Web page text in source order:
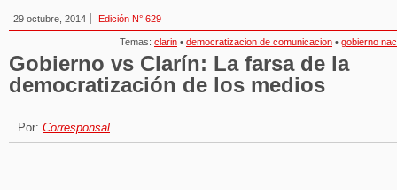
29 octubre, 2014 Edición N° 629
Temas: clarin • democratizacion de comunicacion • gobierno
Gobierno vs Clarín: La farsa de la
democratización de los medios
Por: Corresponsal